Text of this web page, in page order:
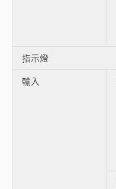
指示燈
輸入